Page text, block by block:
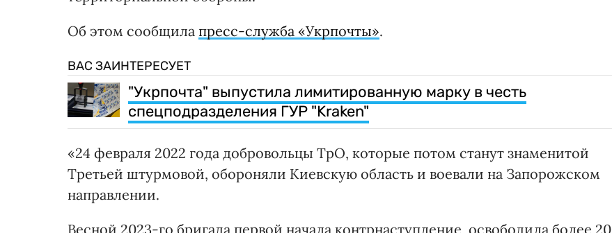
Об этом сообщила пресс-служба «Укрпочты».
ВАС ЗАИНТЕРЕСУЕТ
"Укрпочта" выпустила лимитированную марку в честь
спецподразделения ГУР "Kraken"
«24 февраля 2022 года добровольцы ТрО, которые потом станут знаменитой
Третьей штурмовой, обороняли Киевскую область и воевали на Запорожском
направлении.
Весной 2023-го бригада первой начала контрнаступление, освободила более 20